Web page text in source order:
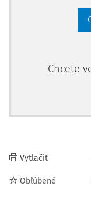
Chcete
Vytlačiť
Obľúbené